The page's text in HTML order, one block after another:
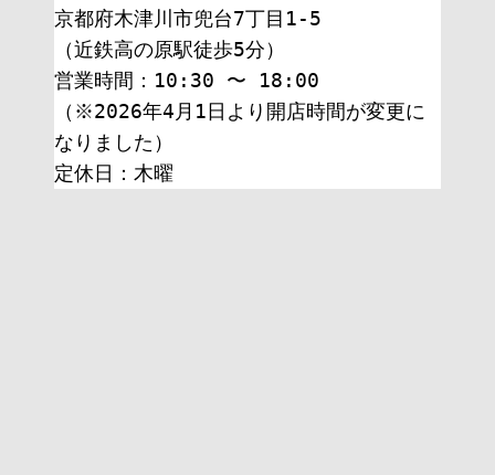
京都府木津川市兜台7丁目1-5
（近鉄高の原駅徒歩5分）
営業時間：10:30 〜 18:00
（※2026年4月1日より開店時間が変更に
なりました）
定休日：木曜